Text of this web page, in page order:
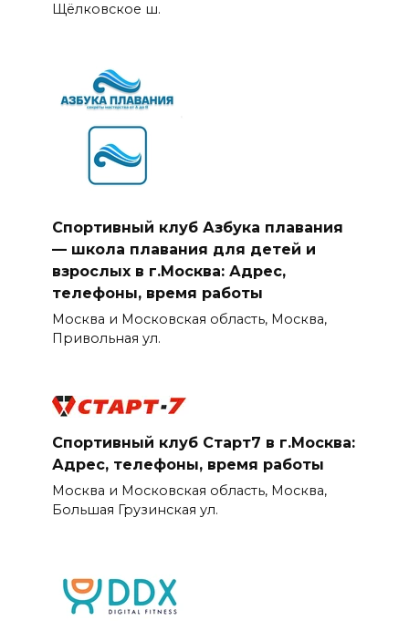
Щёлковское ш.
Спортивный клуб Азбука плавания
— школа плавания для детей и
взрослых в г.Москва: Адрес,
телефоны, время работы
Москва и Московская область, Москва,
Привольная ул.
Спортивный клуб Старт7 в г.Москва:
Адрес, телефоны, время работы
Москва и Московская область, Москва,
Большая Грузинская ул.